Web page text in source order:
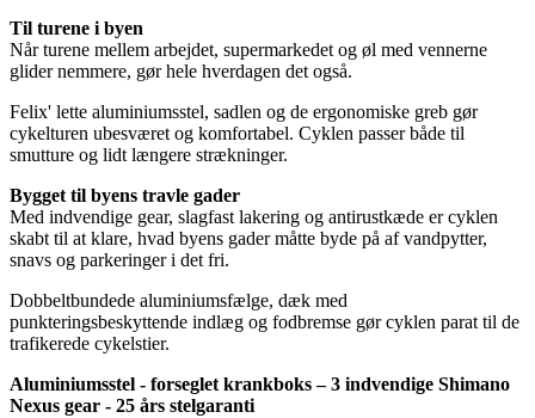
Til turene i byen
Når turene mellem arbejdet, supermarkedet og øl med vennerne
glider nemmere, gør hele hverdagen det også.
Felix' lette aluminiumsstel, sadlen og de ergonomiske greb gør
cykelturen ubesværet og komfortabel. Cyklen passer både til
smutture og lidt længere strækninger.
Bygget til byens travle gader
Med indvendige gear, slagfast lakering og antirustkæde er cyklen
skabt til at klare, hvad byens gader måtte byde på af vandpytter,
snavs og parkeringer i det fri.
Dobbeltbundede aluminiumsfælge, dæk med
punkteringsbeskyttende indlæg og fodbremse gør cyklen parat til de
trafikerede cykelstier.
Aluminiumsstel - forseglet krankboks – 3 indvendige Shimano
Nexus gear - 25 års stelgaranti